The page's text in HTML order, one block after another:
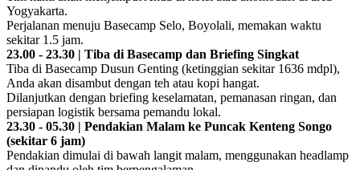
Yogyakarta.
Perjalanan menuju Basecamp Selo, Boyolali, memakan waktu
sekitar 1.5 jam.
23.00 - 23.30 | Tiba di Basecamp dan Briefing Singkat
Tiba di Basecamp Dusun Genting (ketinggian sekitar 1636 mdpl),
Anda akan disambut dengan teh atau kopi hangat.
Dilanjutkan dengan briefing keselamatan, pemanasan ringan, dan
persiapan logistik bersama pemandu lokal.
23.30 - 05.30 | Pendakian Malam ke Puncak Kenteng Songo
(sekitar 6 jam)
Pendakian dimulai di bawah langit malam, menggunakan headlamp